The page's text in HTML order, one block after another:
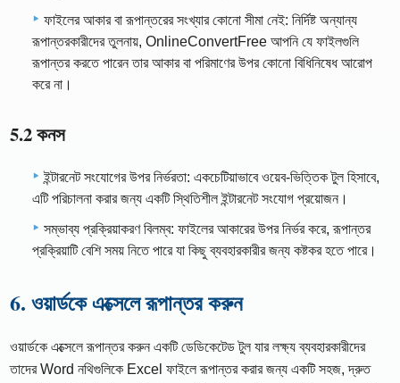
ফাইলের আকার বা রূপান্তরের সংখ্যার কোনো সীমা নেই: নির্দিষ্ট অন্যান্য
রূপান্তরকারীদের তুলনায়, OnlineConvertFree আপনি যে ফাইলগুলি
রূপান্তর করতে পারেন তার আকার বা পরিমাণের উপর কোনো বিধিনিষেধ আরোপ
করে না।
5.2 কনস
ইন্টারনেট সংযোগের উপর নির্ভরতা: একচেটিয়াভাবে ওয়েব-ভিত্তিক টুল হিসাবে,
এটি পরিচালনা করার জন্য একটি স্থিতিশীল ইন্টারনেট সংযোগ প্রয়োজন।
সম্ভাব্য প্রক্রিয়াকরণ বিলম্ব: ফাইলের আকারের উপর নির্ভর করে, রূপান্তর
প্রক্রিয়াটি বেশি সময় নিতে পারে যা কিছু ব্যবহারকারীর জন্য কষ্টকর হতে পারে।
6. ওয়ার্ডকে এক্সেলে রূপান্তর করুন
ওয়ার্ডকে এক্সেলে রূপান্তর করুন একটি ডেডিকেটেড টুল যার লক্ষ্য ব্যবহারকারীদের
তাদের Word নথিগুলিকে Excel ফাইলে রূপান্তর করার জন্য একটি সহজ, দ্রুত